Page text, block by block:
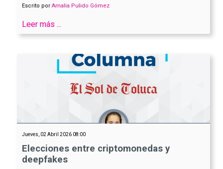
Escrito por Amalia Pulido Gómez
Leer más ...
Jueves, 02 Abril 2026 08:00
Elecciones entre criptomonedas y
deepfakes